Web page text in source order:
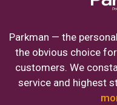
Parkman — the
the obvious choice
customers. We
service and highest